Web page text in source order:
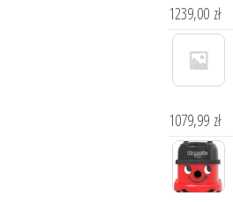
1239,00 zł
1079,99 zł